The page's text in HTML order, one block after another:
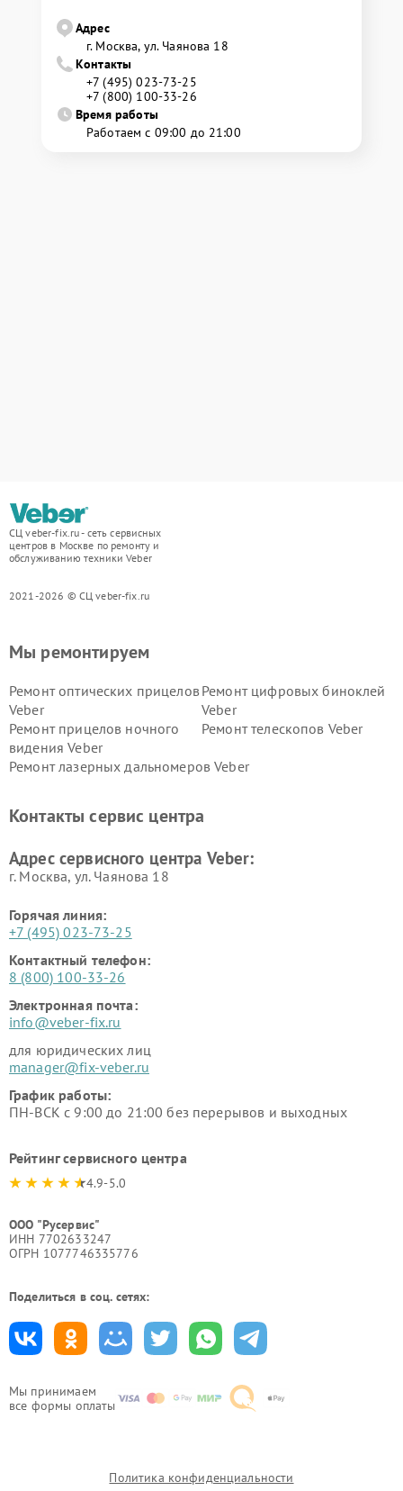
Адрес
г. Москва, ул. Чаянова 18
Контакты
+7 (495) 023-73-25
+7 (800) 100-33-26
Время работы
Работаем с 09:00 до 21:00
СЦ veber-fix.ru - сеть сервисных
центров в Москве по ремонту и
обслуживанию техники Veber
2021-2026 © СЦ veber-fix.ru
Мы принимаем
все формы оплаты
Мы ремонтируем
Ремонт оптических прицелов
Veber
Ремонт цифровых биноклей
Veber
Ремонт прицелов ночного
видения Veber
Ремонт телескопов Veber
Ремонт лазерных дальномеров Veber
Контакты сервис центра
Адрес сервисного центра Veber:
г. Москва, ул. Чаянова 18
Горячая линия:
+7 (495) 023-73-25
Контактный телефон:
8 (800) 100-33-26
Электронная почта:
info@veber-fix.ru
для юридических лиц
manager@fix-veber.ru
График работы:
ПН-ВСК с 9:00 до 21:00 без перерывов и выходных
Рейтинг сервисного центра
4.9-5.0
ООО "Русервис"
ИНН 7702633247
ОГРН 1077746335776
Поделиться в соц. сетях:
Политика конфиденциальности